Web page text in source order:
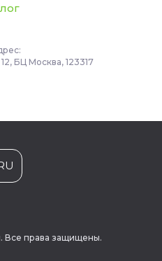
БЦ Москва, 123317
Все права защищены.